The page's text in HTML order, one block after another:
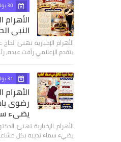
30 يوليو 2026
الأهرام
النبي
الأهرام الإخبارية تهنئ
يتقدم الإعلامي رأفت عبده،
31 يوليو 2026
الأهرام
رضوى
يضيء
الأهرام الإخبارية تهنئ
يضيء سماء نديبه بكل مشاعر